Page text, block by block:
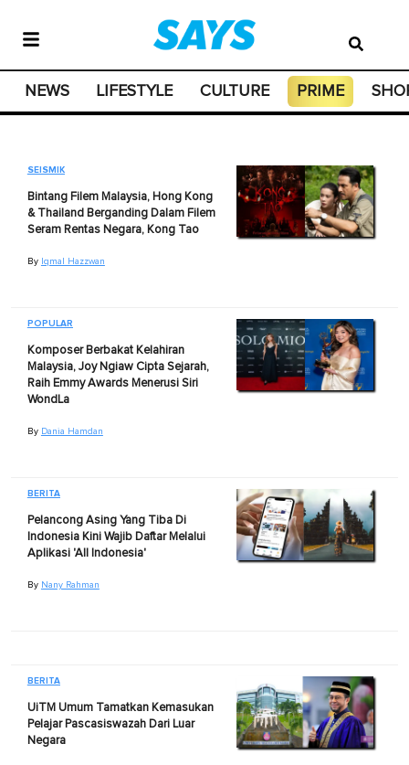
NEWS LIFESTYLE CULTURE PRIME
SEISMIK
Bintang Filem Malaysia, Hong Kong
& Thailand Berganding Dalam Filem
Seram Rentas Negara, Kong Tao
By Iqmal Hazzwan
POPULAR
Komposer Berbakat Kelahiran
Malaysia, Joy Ngiaw Cipta Sejarah,
Raih Emmy Awards Menerusi Siri
WondLa
By Dania Hamdan
BERITA
Pelancong Asing Yang Tiba Di
Indonesia Kini Wajib Daftar Melalui
Aplikasi 'All Indonesia'
By Nany Rahman
BERITA
UiTM Umum Tamatkan Kemasukan
Pelajar Pascasiswazah Dari Luar
Negara